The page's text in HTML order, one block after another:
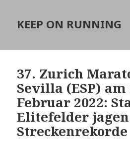
KEEP ON RUNNING
37. Zurich
Sevilla (ESP) am
Februar 2022:
Elitefelder
Streckenrekorde